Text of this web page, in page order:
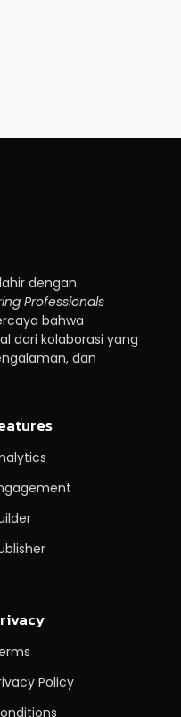
dengan
Professionals
bahwa
dari kolaborasi yang
dan
Policy